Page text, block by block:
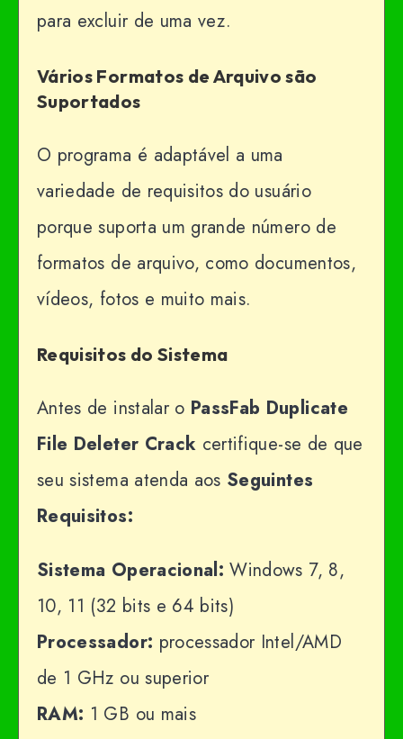
para excluir de uma vez.
Vários Formatos de Arquivo são
Suportados
O programa é adaptável a uma
variedade de requisitos do usuário
porque suporta um grande número de
formatos de arquivo, como documentos,
vídeos, fotos e muito mais.
Requisitos do Sistema
Antes de instalar o PassFab Duplicate
File Deleter Crack certifique-se de que
seu sistema atenda aos Seguintes
Requisitos:
Sistema Operacional:Windows 7, 8,
10, 11 (32 bits e 64 bits)
Processador: processador Intel/AMD
de 1 GHz ou superior
RAM: 1 GB ou mais